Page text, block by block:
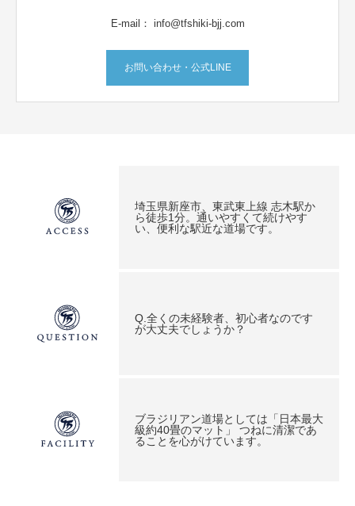
E-mail： info@tfshiki-bjj.com
お問い合わせ・公式LINE
埼玉県新座市、東武東上線 志木駅か
ら徒歩1分。通いやすくて続けやす
い、便利な駅近な道場です。
Q.全くの未経験者、初心者なのです
が大丈夫でしょうか？
ブラジリアン道場としては「日本最大
級約40畳のマット」 つねに清潔であ
ることを心がけています。